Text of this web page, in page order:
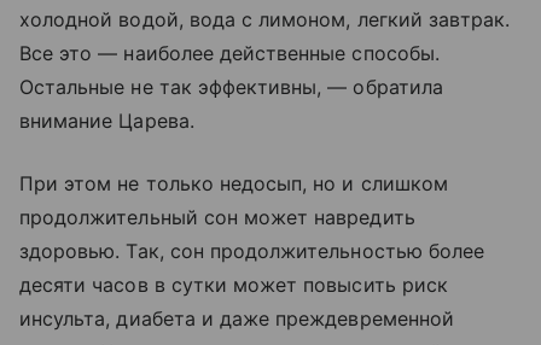
холодной водой, вода с лимоном, легкий завтрак.
Все это — наиболее действенные способы.
Остальные не так эффективны, — обратила
внимание Царева.
При этом не только недосып, но и слишком
продолжительный сон может навредить
здоровью. Так, сон продолжительностью более
десяти часов в сутки может повысить риск
инсульта, диабета и даже преждевременной